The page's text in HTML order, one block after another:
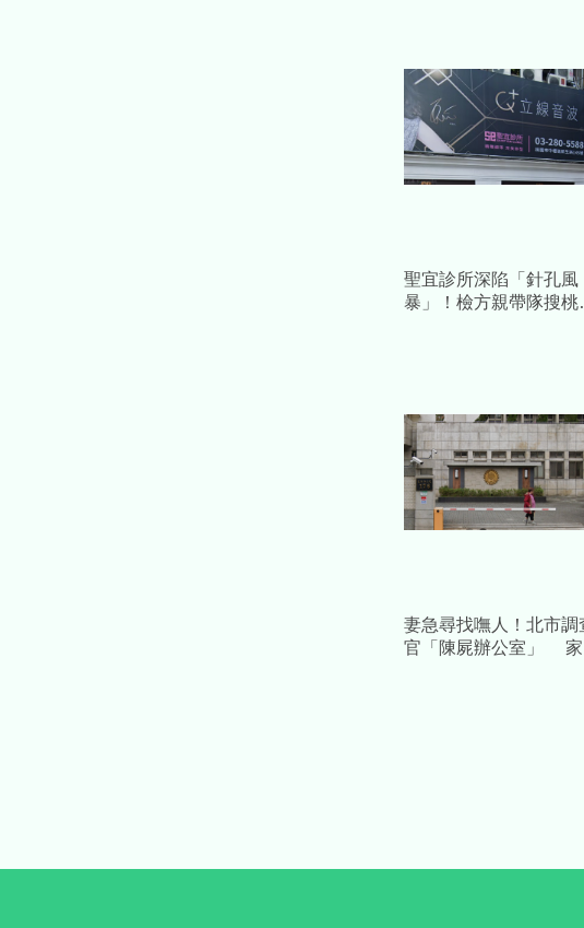
聖宜診所深陷「針孔風
暴」！檢方親帶隊搜桃
妻急尋找嘸人！北市調
官「陳屍辦公室」 家